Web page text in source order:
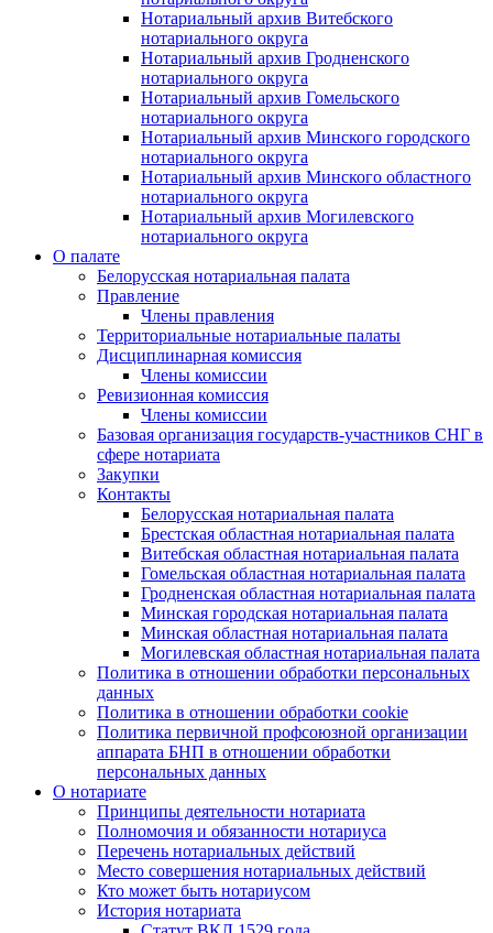
Нотариальный архив Витебского
нотариального округа
Нотариальный архив Гродненского
нотариального округа
Нотариальный архив Гомельского
нотариального округа
Нотариальный архив Минского городского
нотариального округа
Нотариальный архив Минского областного
нотариального округа
Нотариальный архив Могилевского
нотариального округа
О палате
Белорусская нотариальная палата
Правление
Члены правления
Территориальные нотариальные палаты
Дисциплинарная комиссия
Члены комиссии
Ревизионная комиссия
Члены комиссии
Базовая организация государств-участников СНГ в
сфере нотариата
Закупки
Контакты
Белорусская нотариальная палата
Брестская областная нотариальная палата
Витебская областная нотариальная палата
Гомельская областная нотариальная палата
Гродненская областная нотариальная палата
Минская городская нотариальная палата
Минская областная нотариальная палата
Могилевская областная нотариальная палата
Политика в отношении обработки персональных
данных
Политика в отношении обработки cookie
Политика первичной профсоюзной организации
аппарата БНП в отношении обработки
персональных данных
О нотариате
Принципы деятельности нотариата
Полномочия и обязанности нотариуса
Перечень нотариальных действий
Место совершения нотариальных действий
Кто может быть нотариусом
История нотариата